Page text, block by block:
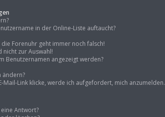
in der Online-Liste auftaucht?
Forenuhr geht immer noch falsch!
nicht zur Auswahl!
Benutzernamen angezeigt werden?
ändern?
Mail-Link klicke, werde ich aufgefordert, mich anzumelden.
Antwort?